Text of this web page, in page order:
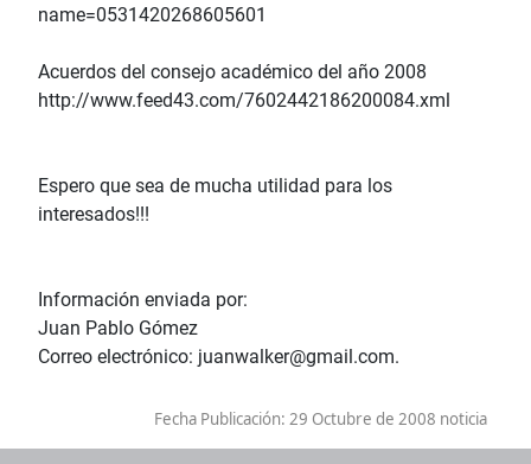
name=0531420268605601
Acuerdos del consejo académico del año 2008
http://www.feed43.com/7602442186200084.xml
Espero que sea de mucha utilidad para los
interesados!!!
Información enviada por:
Juan Pablo Gómez
Correo electrónico: juanwalker@gmail.com.
Fecha Publicación: 29 Octubre de 2008 noticia